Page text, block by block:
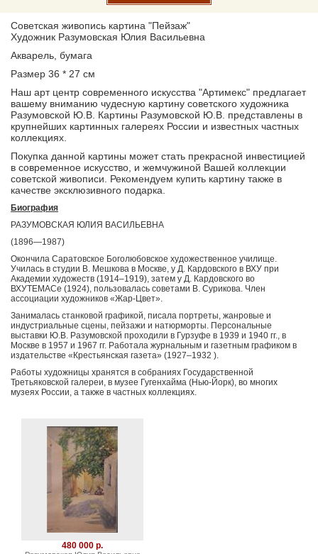
Советская живопись картина "Пейзаж"
Художник Разумовская Юлия Васильевна
Акварель, бумага
Размер 36 * 27 см
Наш арт центр современного искусства "Артимекс" предлагает
вашему вниманию чудесную картину советского художника
Разумовской Ю.В. Картины Разумовской Ю.В. представлены в
крупнейших картинных галереях России и известных частных
коллекциях.
Покупка данной картины может стать прекрасной инвестицией
в современное искусство, и жемчужиной Вашей коллекции
советской живописи. Рекомендуем купить картину также в
качестве эксклюзивного подарка.
Биография
РАЗУМОВСКАЯ ЮЛИЯ ВАСИЛЬЕВНА
(1896—1987)
Окончила Саратовское Боголюбовское художественное училище.
Училась в студии В. Мешкова в Москве, у Д. Кардовского в ВХУ при
Академии художеств (1914–1919), затем у Д. Кардовского во
ВХУТЕМАСе (1924), пользовалась советами В. Сурикова. Член
ассоциации художников «Жар-Цвет».
Занималась станковой графикой, писала портреты, жанровые и
индустриальные сцены, пейзажи и натюрморты. Персональные
выставки Ю.В. Разумовской проходили в Гурзуфе в 1939 и 1940 гг., в
Москве в 1957 и 1967 гг. Работала журнальным и газетным графиком в
издательстве «Крестьянская газета» (1927–1932 ).
Работы художницы хранятся в собраниях Государственной
Третьяковской галереи, в музее Гугенхайма (Нью-Йорк), во многих
музеях России, а также в частных коллекциях.
480 000 р.